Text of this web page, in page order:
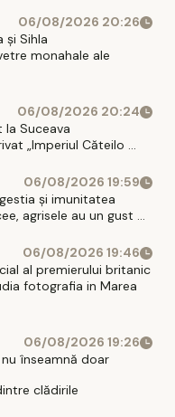
06/08/2026 20:26
și Sihla
monahale ale
06/08/2026 20:24
la Suceava
„Imperiul Căteilo ...
06/08/2026 19:59
și imunitatea
agrisele au un gust ...
06/08/2026 19:46
al premierului britanic
fotografia in Marea
06/08/2026 19:26
înseamnă doar
clădirile